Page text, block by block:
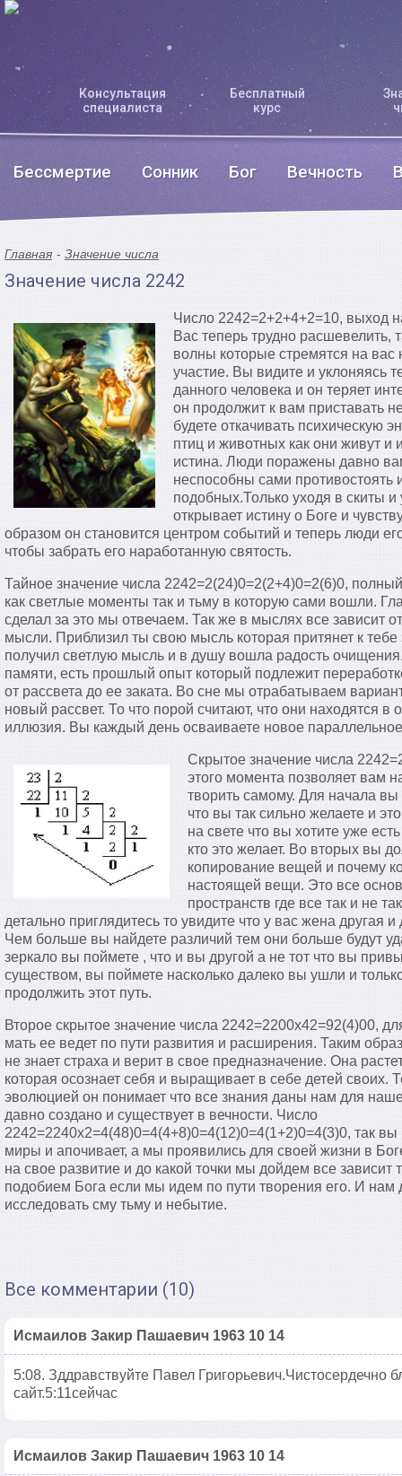
Консультация
специалиста
Бесплатный
курс
Бессмертие Сонник Бог Вечность
Главная Значение числа
Значение числа 2242
Число 2242=2+2+4+2=10, выход
Вас теперь трудно расшевелить,
волны которые стремятся на вас
участие. Вы видите и уклоняясь
данного человека и он теряет
он продолжит к вам приставать
будете откачивать психическую
птиц и животных как они живут и
истина. Люди поражены давно
неспособны сами
подобных.Только уходя в скиты
открывает истину о Боге и
образом он становится центром событий и теперь люди
чтобы забрать его наработанную святость.
Тайное значение числа 2242=2(24)0=2(2+4)0=2(6)0,
как светлые моменты так и тьму в которую сами вошли.
сделал за это мы отвечаем. Так же в мыслях все зависит
мысли. Приблизил ты свою мысль которая притянет к тебе
получил светлую мысль и в душу вошла радость
памяти, есть прошлый опыт который подлежит
от рассвета до ее заката. Во сне мы отрабатываем
новый рассвет. То что порой считают, что они находятся
иллюзия. Вы каждый день осваиваете новое
Скрытое значение числа
этого момента позволяет вам
творить самому. Для начала
что вы так сильно желаете и
на свете что вы хотите уже
кто это желает. Во вторых вы
копирование вещей и почему
настоящей вещи. Это все
пространств где все так и не
детально приглядитесь то увидите что у вас жена другая
Чем больше вы найдете различий тем они больше будут
зеркало вы поймете , что и вы другой а не тот что вы
существом, вы поймете насколько далеко вы ушли и
продолжить этот путь.
Второе скрытое значение числа 2242=2200х42=92(4)00,
мать ее ведет по пути развития и расширения. Таким
не знает страха и верит в свое предназначение. Она
которая осознает себя и выращивает в себе детей своих.
эволюцией он понимает что все знания даны нам для
давно создано и существует в вечности. Число
2242=2240х2=4(48)0=4(4+8)0=4(12)0=4(1+2)0=4(3)0, так вы
миры и апочивает, а мы проявились для своей жизни в
на свое развитие и до какой точки мы дойдем все зависит
подобием Бога если мы идем по пути творения его. И
исследовать сму тьму и небытие.
Все комментарии (10)
Исмаилов Закир Пашаевич 1963 10 14
5:08. Зддравствуйте Павел Григорьевич.Чистосердечно
сайт.5:11сейчас
Исмаилов Закир Пашаевич 1963 10 14